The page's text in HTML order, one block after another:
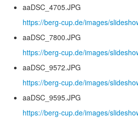
aaDSC_4705.JPG
https://berg-cup.de/images/
aaDSC_7800.JPG
https://berg-cup.de/images/
aaDSC_9572.JPG
https://berg-cup.de/images/
aaDSC_9595.JPG
https://berg-cup.de/images/